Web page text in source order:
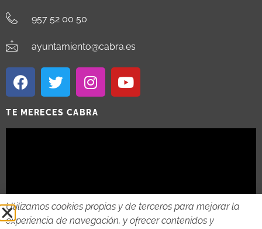
957 52 00 50
ayuntamiento@cabra.es
TE MERECES CABRA
Utilizamos cookies propias y de terceros para mejorar la
experiencia de navegación, y ofrecer contenidos y